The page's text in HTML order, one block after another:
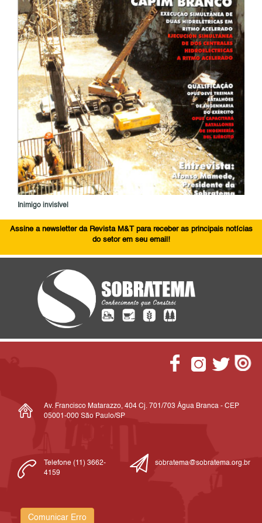
Inimigo invisível
Assine a newsletter da Revista M&T para receber as principais notícias
do setor em seu email!
Av. Francisco Matarazzo, 404 Cj. 701/703 Água Branca - CEP
05001-000 São Paulo/SP
Telefone (11) 3662-
4159
sobratema@sobratema.org.br
Comunicar Erro